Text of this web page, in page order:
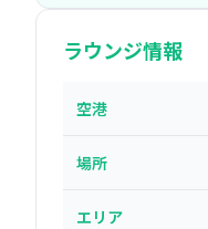
ラウンジ情報
空港
場所
エリア